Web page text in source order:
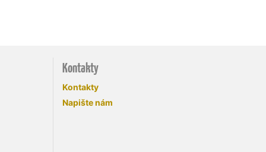
Kontakty
Kontakty
Napište nám